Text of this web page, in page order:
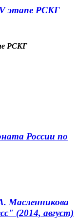
V этапе РСКГ
РСКГ
России по
Масленникова
(2014, август)